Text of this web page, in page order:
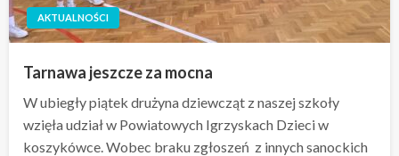
AKTUALNOŚCI
Tarnawa jeszcze za mocna
W ubiegły piątek drużyna dziewcząt z naszej szkoły
wzięła udział w Powiatowych Igrzyskach Dzieci w
koszykówce. Wobec braku zgłoszeń z innych sanockich